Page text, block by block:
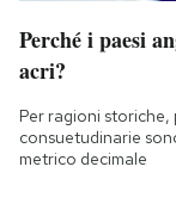
Perché i paesi
acri?
Per ragioni
consuetudinarie
metrico decimale